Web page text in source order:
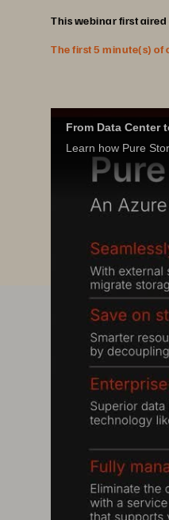
This webinar first
The first 5 minute(s) of
From Data Center